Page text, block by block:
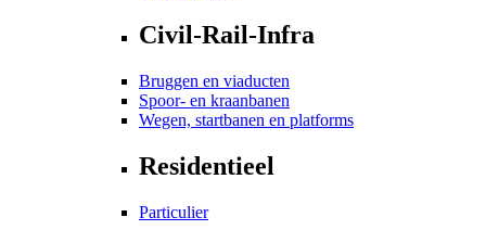
Civil-Rail-Infra
Bruggen en viaducten
Spoor- en kraanbanen
Wegen, startbanen en platforms
Residentieel
Particulier